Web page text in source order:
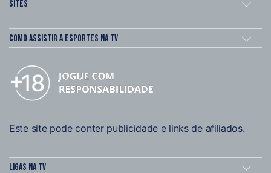
Sites
Como assistir a esportes na TV
Este site pode conter publicidade e links de afiliados.
Ligas na TV